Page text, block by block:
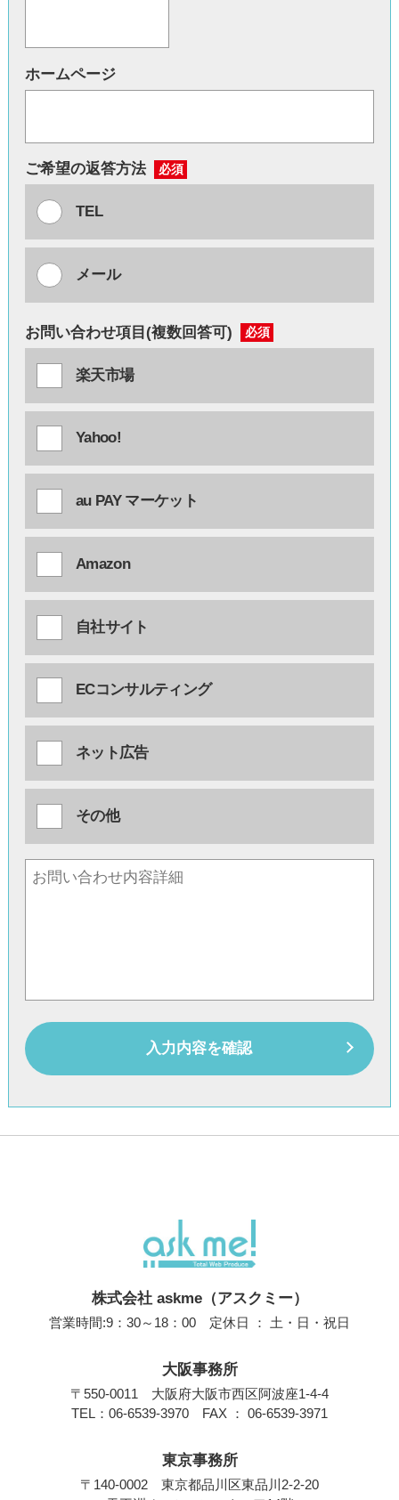
ホームページ
ご希望の返答方法 必須
TEL
メール
お問い合わせ項目(複数回答可) 必須
楽天市場
Yahoo!
au PAY マーケット
Amazon
自社サイト
ECコンサルティング
ネット広告
その他
入力内容を確認
株式会社 askme（アスクミー）
営業時間:9：30～18：00 定休日 ： 土・日・祝日
大阪事務所
〒550-0011 大阪府大阪市西区阿波座1-4-4
TEL： 06-6539-3970 FAX ： 06-6539-3971
東京事務所
〒140-0002 東京都品川区東品川2-2-20